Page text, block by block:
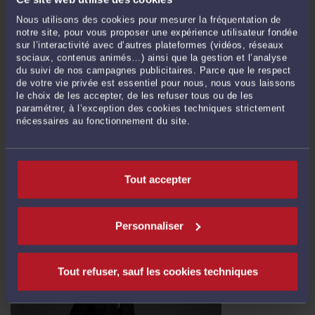
Nous utilisons des cookies pour mesurer la fréquentation de
notre site, pour vous proposer une expérience utilisateur fondée
sur l’interactivité avec d’autres plateformes (vidéos, réseaux
sociaux, contenus animés…) ainsi que la gestion et l’analyse
du suivi de nos campagnes publicitaires. Parce que le respect
de votre vie privée est essentiel pour nous, nous vous laissons
le choix de les accepter, de les refuser tous ou de les
paramétrer, à l’exception des cookies techniques strictement
nécessaires au fonctionnement du site.
Tout accepter
Personnaliser
Tout refuser, sauf les cookies techniques
L'URSSAF PEUT VIDER VOTRE COMPTE BANCAIRE AVANT QUE
VOUS AYEZ VU UN JUGE.
Par Eric ROCHEBLAVEle 06/06/2026
L'URSSAF peut vider votre compte bancaire avant que vous ayez vu un juge. Un
Le solde est à zéro. Pas un courrier la veille. Pas un appel. Pas d'audience. Rien.
C'est souvent ce jour-là que l'on m'appelle. La voix est angoissée, ...
Lire la suite >